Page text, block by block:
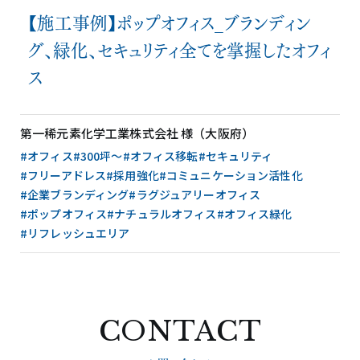
【施工事例】ポップオフィス_ブランディン
グ、緑化、セキュリティ全てを掌握したオフィ
ス
第一稀元素化学工業株式会社 様（大阪府）
#オフィス#300坪〜#オフィス移転#セキュリティ
#フリーアドレス#採用強化#コミュニケーション活性化
#企業ブランディング#ラグジュアリーオフィス
#ポップオフィス#ナチュラルオフィス #オフィス緑化
#リフレッシュエリア
CONTACT